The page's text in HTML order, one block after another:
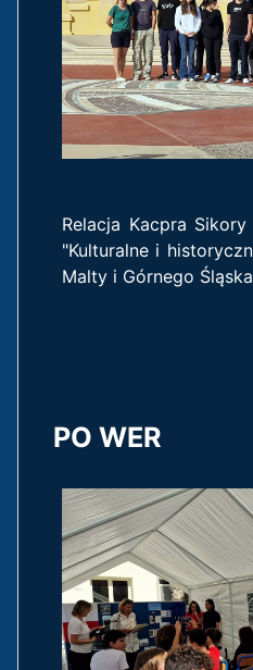
Relacja Kacpra
"Kulturalne i
Malty i Górnego
PO WER